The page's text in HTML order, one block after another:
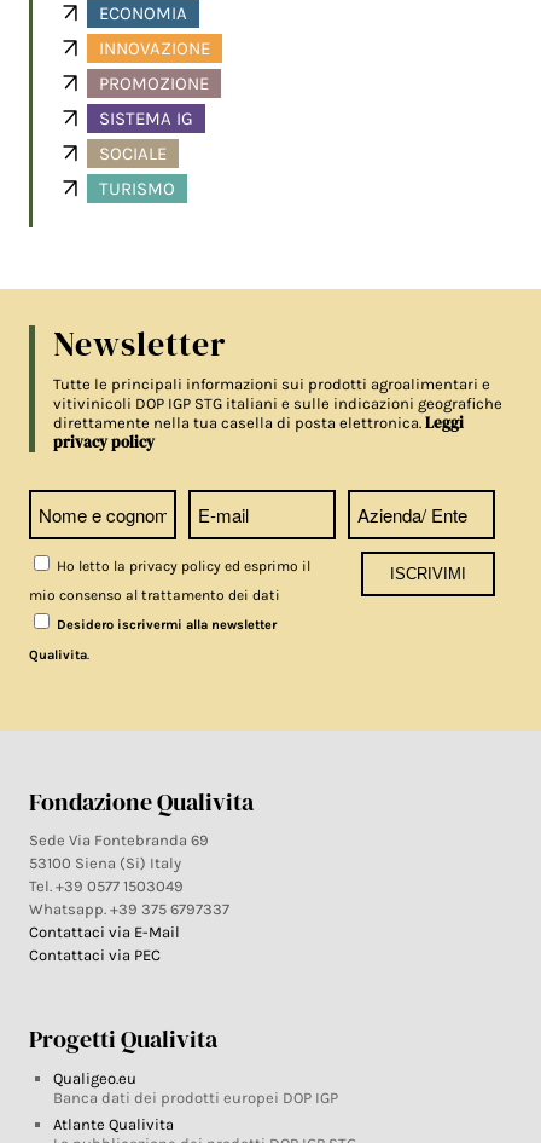
ECONOMIA
INNOVAZIONE
PROMOZIONE
SISTEMA IG
SOCIALE
TURISMO
Newsletter
Tutte le principali informazioni sui prodotti agroalimentari e
vitivinicoli DOP IGP STG italiani e sulle indicazioni geografiche
direttamente nella tua casella di posta elettronica.Leggi
privacy policy
Ho letto la privacy policy ed esprimo il
mio consenso al trattamento dei dati
Desidero iscrivermi alla newsletter
Qualivita
Fondazione Qualivita
Sede Via Fontebranda 69
53100 Siena (Si) Italy
Tel. +39 0577 1503049
Whatsapp. +39 375 6797337
Contattaci via E-Mail
Contattaci via PEC
Progetti Qualivita
Qualigeo.eu
Banca dati dei prodotti europei DOP IGP
Atlante Qualivita